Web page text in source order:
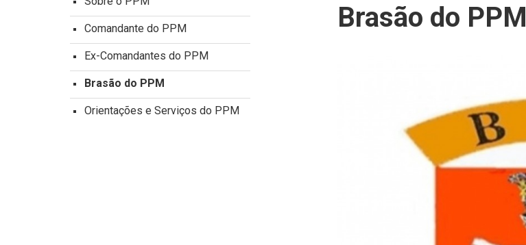
Brasão do PPM
Comandante do PPM
Ex-Comandantes do PPM
Brasão do PPM
Orientações e Serviços do PPM